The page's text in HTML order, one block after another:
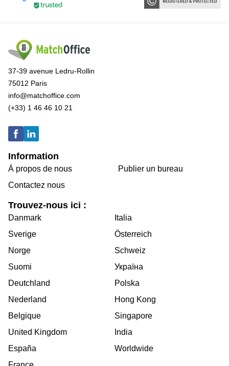
37-39 avenue Ledru-Rollin
75012 Paris
info@matchoffice.com
(+33) 1 46 46 10 21
Information
Á propos de nous
Contactez nous
Publier un bureau
Trouvez-nous ici :
Danmark
Sverige
Norge
Suomi
Deutchland
Nederland
Belgique
United Kingdom
España
Italia
Österreich
Schweiz
Україна
Polska
Hong Kong
Singapore
India
Worldwide